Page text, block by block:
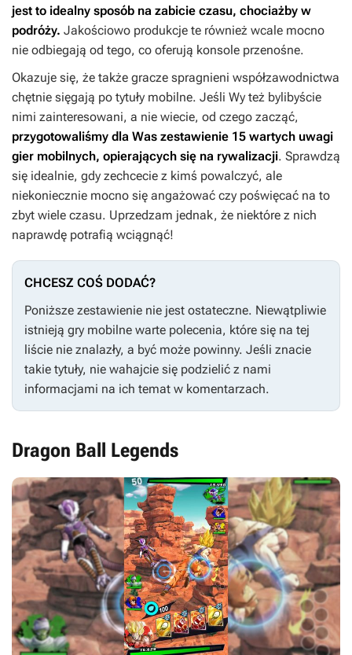
jest to idealny sposób na zabicie czasu, chociażby w
podróży. Jakościowo produkcje te również wcale mocno
nie odbiegają od tego, co oferują konsole przenośne.
Okazuje się, że także gracze spragnieni współzawodnictwa
chętnie sięgają po tytuły mobilne. Jeśli Wy też bylibyście
nimi zainteresowani, a nie wiecie, od czego zacząć,
przygotowaliśmy dla Was zestawienie 15 wartych uwagi
gier mobilnych, opierających się na rywalizacji. Sprawdzą
się idealnie, gdy zechcecie z kimś powalczyć, ale
niekoniecznie mocno się angażować czy poświęcać na to
zbyt wiele czasu. Uprzedzam jednak, że niektóre z nich
naprawdę potrafią wciągnąć!
CHCESZ COŚ DODAĆ?
Poniższe zestawienie nie jest ostateczne. Niewątpliwie
istnieją gry mobilne warte polecenia, które się na tej
liście nie znalazły, a być może powinny. Jeśli znacie
takie tytuły, nie wahajcie się podzielić z nami
informacjami na ich temat w komentarzach.
Dragon Ball Legends